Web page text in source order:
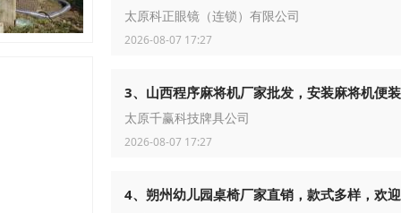
太原科正眼镜（连锁）有限公司
2026-08-07 17:27
3、山西程序麻将机厂家批发，安装麻将机便
太原千赢科技牌具公司
2026-08-07 17:27
4、朔州幼儿园桌椅厂家直销，款式多样，欢